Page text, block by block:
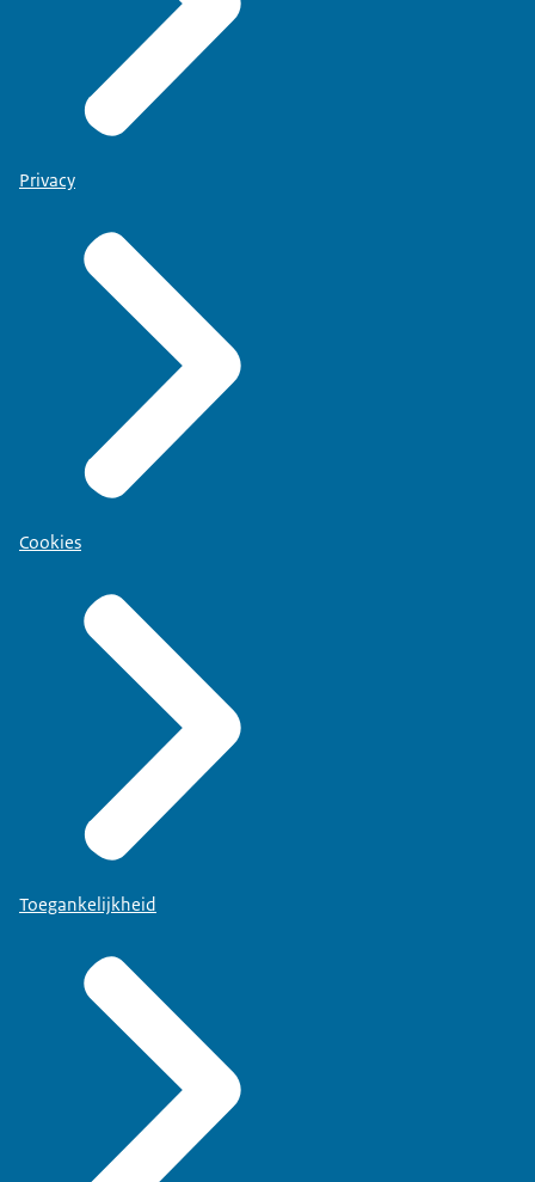
Privacy
Cookies
Toegankelijkheid